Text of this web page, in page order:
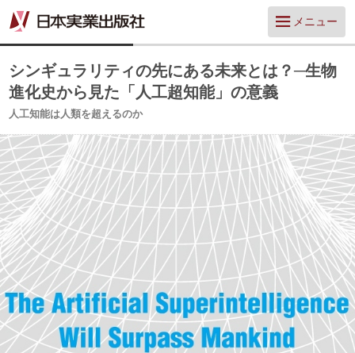
メニュー
シンギュラリティの先にある未来とは？─生物
進化史から見た「人工超知能」の意義
人工知能は人類を超えるのか